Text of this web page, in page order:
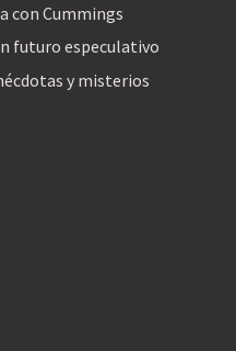
con Cummings
futuro especulativo
y misterios